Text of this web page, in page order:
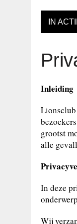
IN
Inleiding
Lionsclub
grootst
alle
In deze
Wij